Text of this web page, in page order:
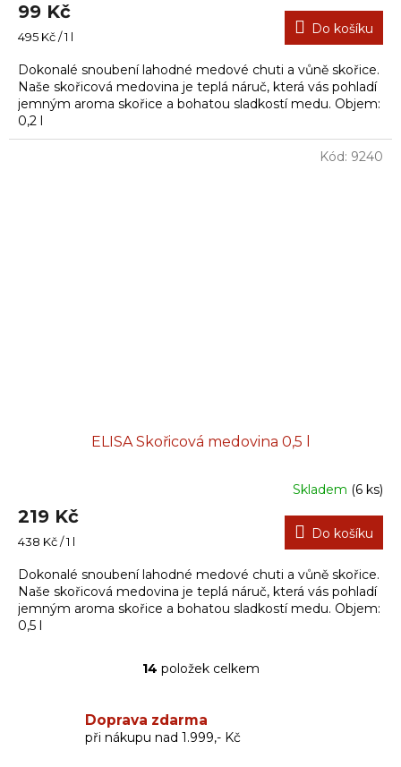
99 Kč
Měrná
495 Kč / 1 l Do košíku
Dokonalé snoubení lahodné medové chuti a vůně skořice.
Naše skořicová medovina je teplá náruč, která vás pohladí
jemným aroma skořice a bohatou sladkostí medu. Objem:
0,2 l
ELISA Skořicová medovina 0,5 l
Skladem (6 ks)
219 Kč
Měrná
438 Kč / 1 l Do košíku
Dokonalé snoubení lahodné medové chuti a vůně skořice.
Naše skořicová medovina je teplá náruč, která vás pohladí
jemným aroma skořice a bohatou sladkostí medu. Objem:
0,5 l
Kód: 9240
O
á
d
14 položek celkem
Doprava zdarma
při nákupu nad 1.999,- Kč